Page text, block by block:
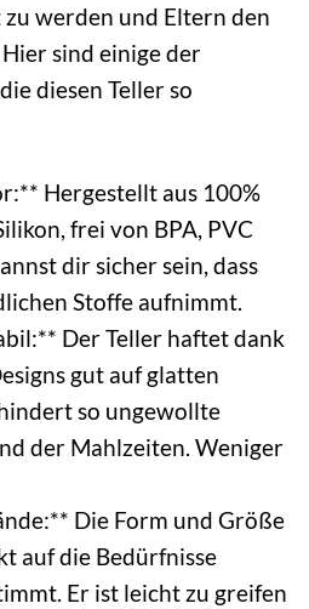
werden und Eltern den
sind einige der
diesen Teller so
Hergestellt aus 100%
frei von BPA, PVC
dir sicher sein, dass
Stoffe aufnimmt.
Der Teller haftet dank
gut auf glatten
so ungewollte
der Mahlzeiten. Weniger
Die Form und Größe
auf die Bedürfnisse
Er ist leicht zu greifen